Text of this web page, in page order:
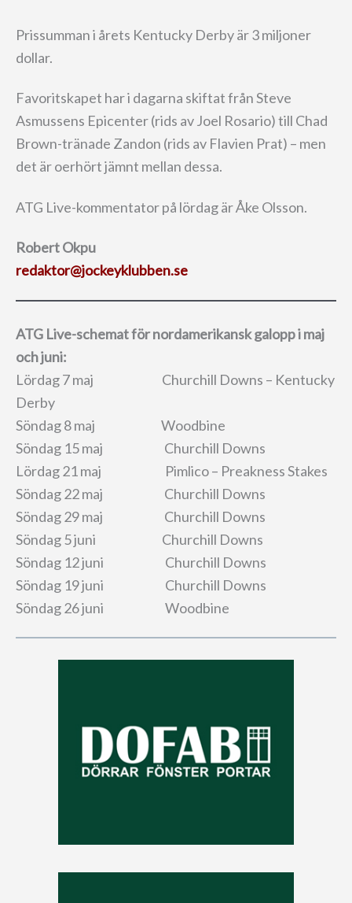
Prissumman i årets Kentucky Derby är 3 miljoner
dollar.
Favoritskapet har i dagarna skiftat från Steve
Asmussens Epicenter (rids av Joel Rosario) till Chad
Brown-tränade Zandon (rids av Flavien Prat) – men
det är oerhört jämnt mellan dessa.
ATG Live-kommentator på lördag är Åke Olsson.
Robert Okpu
redaktor@jockeyklubben.se
ATG Live-schemat för nordamerikansk galopp i maj
och juni:
Lördag 7 maj Churchill Downs – Kentucky
Derby
Söndag 8 maj Woodbine
Söndag 15 maj Churchill Downs
Lördag 21 maj Pimlico – Preakness Stakes
Söndag 22 maj Churchill Downs
Söndag 29 maj Churchill Downs
Söndag 5 juni Churchill Downs
Söndag 12 juni Churchill Downs
Söndag 19 juni Churchill Downs
Söndag 26 juni Woodbine